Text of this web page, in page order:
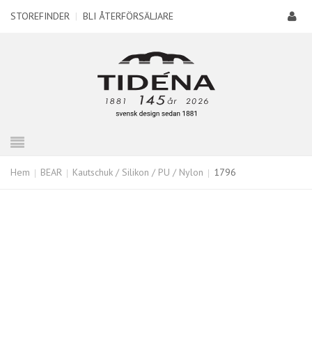
STOREFINDER | BLI ÅTERFÖRSÄLJARE
Hem BEAR Kautschuk / Silikon / PU / Nylon 1796